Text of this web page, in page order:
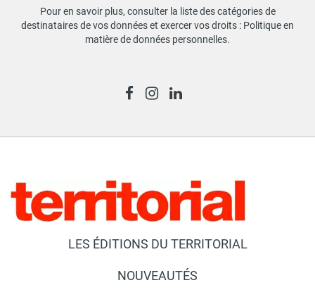
Pour en savoir plus, consulter la liste des catégories de
destinataires de vos données et exercer vos droits : Politique en
matière de données personnelles.
LES ÉDITIONS DU TERRITORIAL
NOUVEAUTÉS